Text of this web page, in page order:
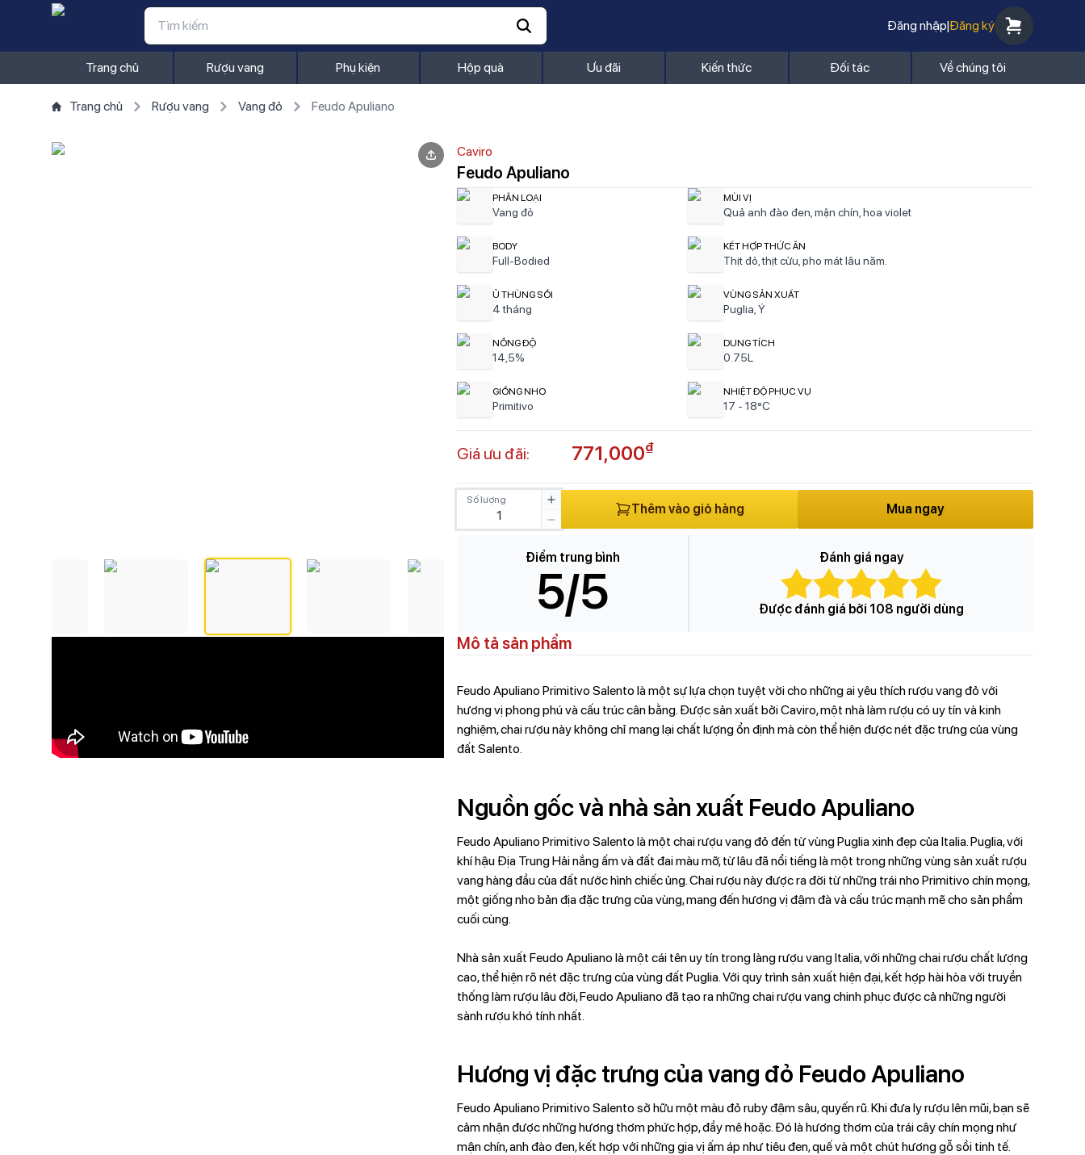
Đăng nhập|Đăng ký
Trang chủ Rượu vang Phụ kiện Hộp quà Ưu đãi Kiến thức Đối tác Về chúng tôi
Trang chủ Rượu vang Vang đỏ Feudo Apuliano
Caviro
Feudo Apuliano
PHÂN LOẠI
Vang đỏ
BODY
Full-Bodied
Ủ THÙNG SỒI
4 tháng
NỒNG ĐỘ
14,5%
GIỐNG NHO
Primitivo
MÙI VỊ
Quả anh đào đen, mận chín, hoa violet
KẾT HỢP THỨC ĂN
Thịt đỏ, thịt cừu, pho mát lâu năm.
VÙNG SẢN XUẤT
Puglia, Ý
DUNG TÍCH
0.75L
NHIỆT ĐỘ PHỤC VỤ
17 - 18°C
Giá ưu đãi: 771,000₫
Số lượng
Thêm vào giỏ hàng Mua ngay
Điểm trung bình
5/5
Đánh giá ngay
Được đánh giá bởi 108 người dùng
Mô tả sản phẩm
Feudo Apuliano Primitivo Salento là một sự lựa chọn tuyệt vời cho những ai yêu thích rượu vang đỏ với
hương vị phong phú và cấu trúc cân bằng. Được sản xuất bởi Caviro, một nhà làm rượu có uy tín và kinh
nghiệm, chai rượu này không chỉ mang lại chất lượng ổn định mà còn thể hiện được nét đặc trưng của vùng
đất Salento.
Nguồn gốc và nhà sản xuất Feudo Apuliano
Feudo Apuliano Primitivo Salento là một chai rượu vang đỏ đến từ vùng Puglia xinh đẹp của Italia. Puglia, với
khí hậu Địa Trung Hải nắng ấm và đất đai màu mỡ, từ lâu đã nổi tiếng là một trong những vùng sản xuất rượu
vang hàng đầu của đất nước hình chiếc ủng. Chai rượu này được ra đời từ những trái nho Primitivo chín mọng,
một giống nho bản địa đặc trưng của vùng, mang đến hương vị đậm đà và cấu trúc mạnh mẽ cho sản phẩm
cuối cùng.
Nhà sản xuất Feudo Apuliano là một cái tên uy tín trong làng rượu vang Italia, với những chai rượu chất lượng
cao, thể hiện rõ nét đặc trưng của vùng đất Puglia. Với quy trình sản xuất hiện đại, kết hợp hài hòa với truyền
thống làm rượu lâu đời, Feudo Apuliano đã tạo ra những chai rượu vang chinh phục được cả những người
sành rượu khó tính nhất.
Hương vị đặc trưng của vang đỏ Feudo Apuliano
Feudo Apuliano Primitivo Salento sở hữu một màu đỏ ruby đậm sâu, quyến rũ. Khi đưa ly rượu lên mũi, bạn sẽ
cảm nhận được những hương thơm phức hợp, đầy mê hoặc. Đó là hương thơm của trái cây chín mọng như
mận chín, anh đào đen, kết hợp với những gia vị ấm áp như tiêu đen, quế và một chút hương gỗ sồi tinh tế.